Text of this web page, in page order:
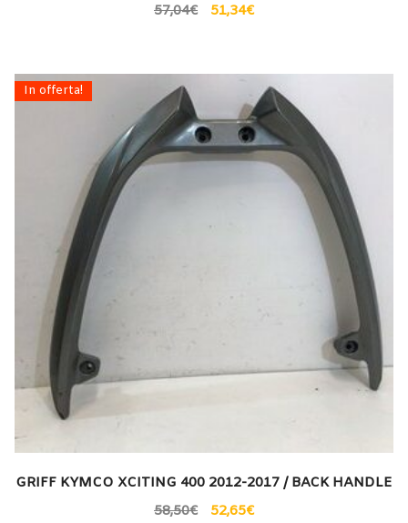
57,04€ 51,34€
In offerta!
GRIFF KYMCO XCITING 400 2012-2017 / BACK HANDLE
58,50€ 52,65€